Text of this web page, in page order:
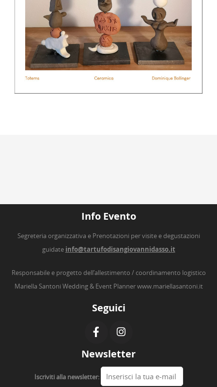
Info Evento
Segreteria organizzativa e Prenotazioni per visite e degustazioni
guidate info@tartufodisangiovannidasso.it
Responsabile e progetto dell’allestimento / coordinamento logistico
Mariella Santoni Wedding & Event Plannerwww.mariellasantoni.it
Seguici
Newsletter
Iscriviti alla newsletter: